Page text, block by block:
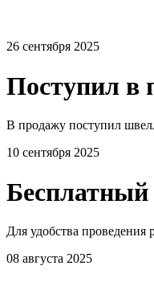
26 сентября 2025
Поступил в
В продажу поступил
10 сентября 2025
Для удобства проведения
08 августа 2025